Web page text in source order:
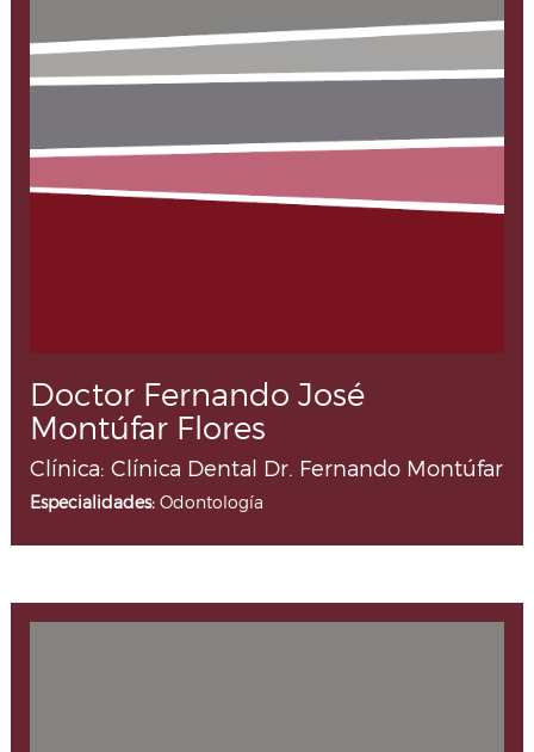
Doctor Fernando José
Montúfar Flores
Clínica: Clínica Dental Dr. Fernando Montúfar
Especialidades: Odontología